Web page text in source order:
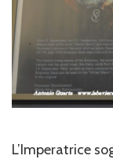
L’Imperatrice